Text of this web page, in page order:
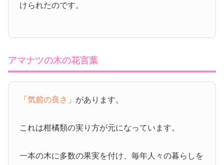
けられたのです。
アマナツの木の花言葉
「気前の良さ」 があります。
これは柑橘類の実り方が元になっています。
一本の木に多数の果実を付け、毎年人々の暮らしを